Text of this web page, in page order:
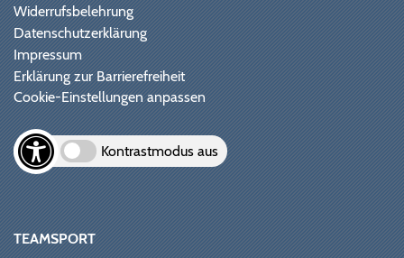
Widerrufsbelehrung
Datenschutzerklärung
Impressum
Erklärung zur Barrierefreiheit
Cookie-Einstellungen anpassen
Kontrastmodus aus
TEAMSPORT